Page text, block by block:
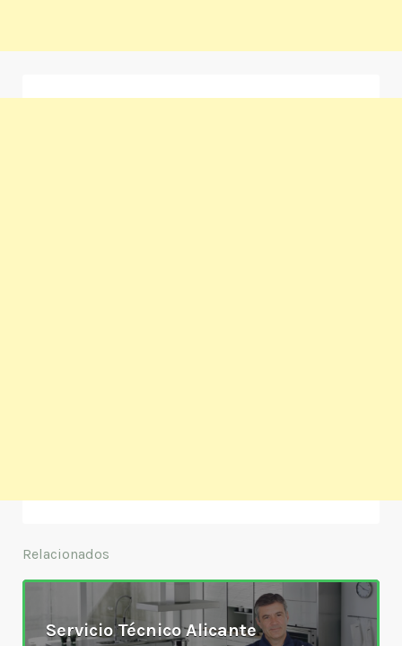
Relacionados
Servicio Técnico Alicante